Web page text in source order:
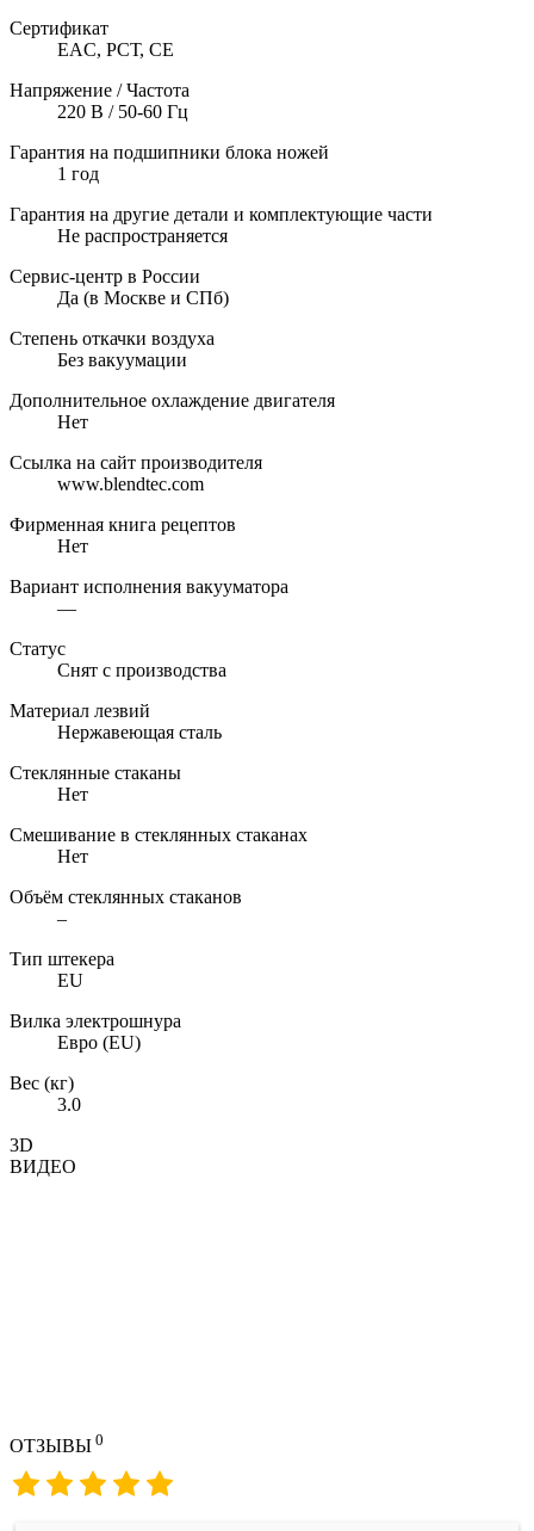
Сертификат
EAC, РСТ, CE
Напряжение / Частота
220 В / 50-60 Гц
Гарантия на подшипники блока ножей
1 год
Гарантия на другие детали и комплектующие части
Не распространяется
Сервис-центр в России
Да (в Москве и СПб)
Степень откачки воздуха
Без вакуумации
Дополнительное охлаждение двигателя
Нет
Ссылка на сайт производителя
www.blendtec.com
Фирменная книга рецептов
Нет
Вариант исполнения вакууматора
—
Статус
Снят с производства
Материал лезвий
Нержавеющая сталь
Стеклянные стаканы
Нет
Смешивание в стеклянных стаканах
Нет
Объём стеклянных стаканов
–
Тип штекера
EU
Вилка электрошнура
Евро (EU)
Вес (кг)
3.0
3D
ВИДЕО
ОТЗЫВЫ 0